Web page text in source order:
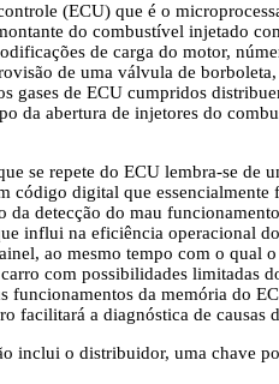
(ECU) que é o
do combustível injetado
de carga do motor,
de uma válvula de
gases de ECU cumpridos
da abertura de injetores do
se repete do ECU lembra-se de
código digital que
detecção do mau
influi na eficiência operacional
ao mesmo tempo com o qual
com possibilidades limitadas
funcionamentos da memória do
facilitará a diagnóstica de causas
inclui o distribuidor, uma chave